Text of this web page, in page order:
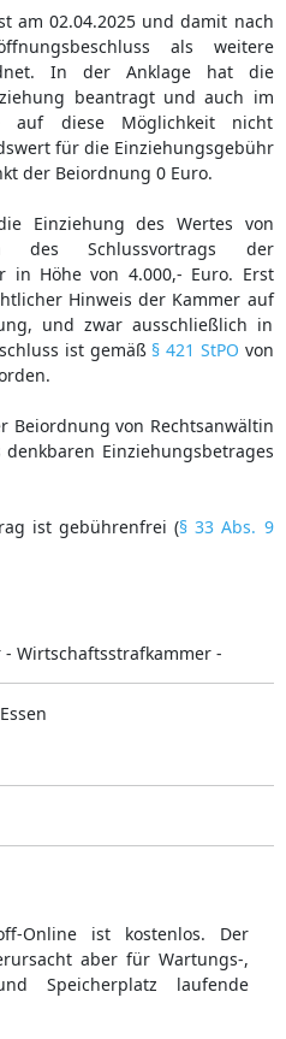
am 02.04.2025 und damit nach
als weitere
In der Anklage hat die
beantragt und auch im
auf diese Möglichkeit nicht
für die Einziehungsgebühr
der Beiordnung 0 Euro.
Einziehung des Wertes von
des Schlussvortrags der
in Höhe von 4.000,- Euro. Erst
Hinweis der Kammer auf
und zwar ausschließlich in
ist gemäß § 421 StPO von
Beiordnung von Rechtsanwältin
Einziehungsbetrages
ist gebührenfrei (§ 33 Abs. 9
Wirtschaftsstrafkammer -
Online ist kostenlos. Der
aber für Wartungs-,
Speicherplatz laufende